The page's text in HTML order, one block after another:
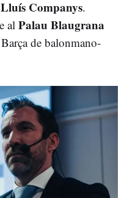
Companys.
al Palau Blaugrana
de balonmano-